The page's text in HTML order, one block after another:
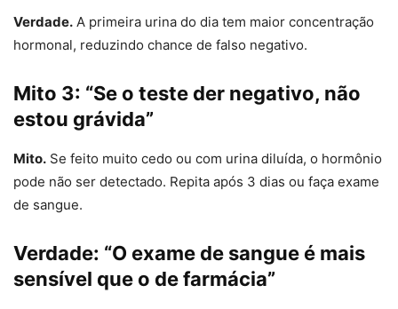
Verdade. A primeira urina do dia tem maior concentração
hormonal, reduzindo chance de falso negativo.
Mito 3: “Se o teste der negativo, não
estou grávida”
Mito. Se feito muito cedo ou com urina diluída, o hormônio
pode não ser detectado. Repita após 3 dias ou faça exame
de sangue.
Verdade: “O exame de sangue é mais
sensível que o de farmácia”